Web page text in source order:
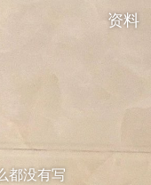
资料
都没有写